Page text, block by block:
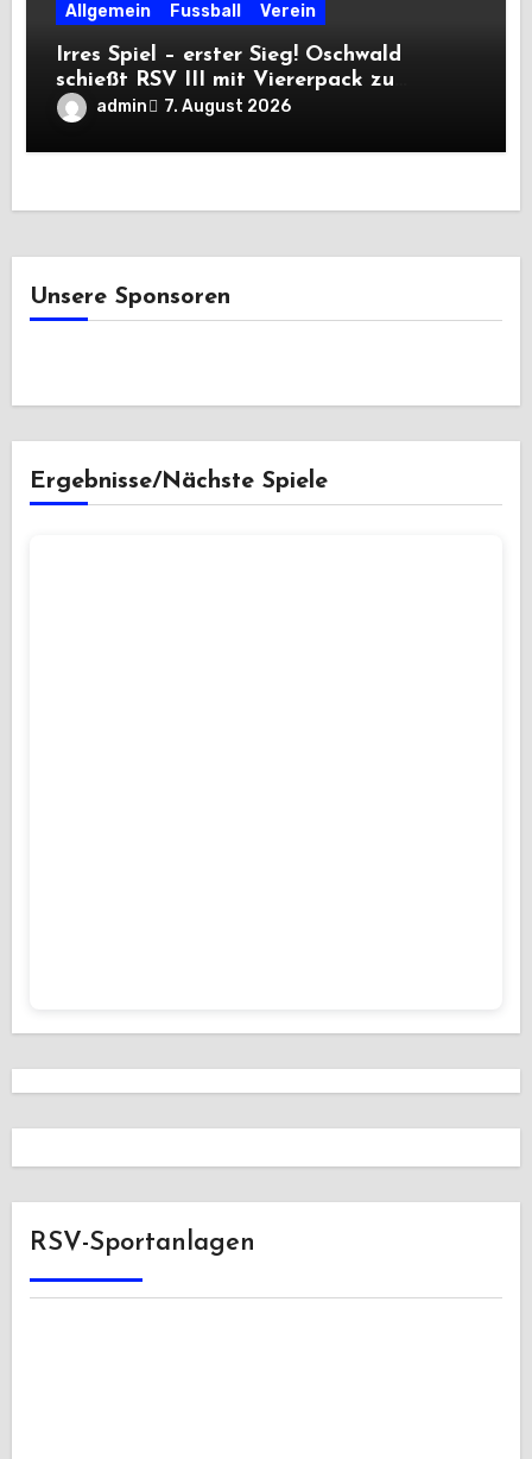
Allgemein Fussball Verein
Irres Spiel – erster Sieg! Oschwald
schießt RSV III mit Viererpack zu
Premiere
admin 7. August 2026
Unsere Sponsoren
Ergebnisse/Nächste Spiele
RSV-Sportanlagen